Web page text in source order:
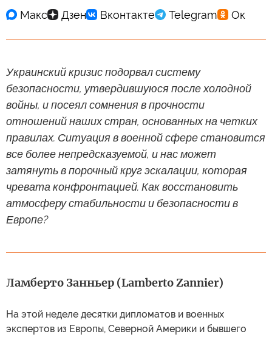
Украинский кризис подорвал систему
безопасности, утвердившуюся после холодной
войны, и посеял сомнения в прочности
отношений наших стран, основанных на четких
правилах. Ситуация в военной сфере становится
все более непредсказуемой, и нас может
затянуть в порочный круг эскалации, которая
чревата конфронтацией. Как восстановить
атмосферу стабильности и безопасности в
Европе?
Ламберто Занньер (Lamberto Zannier)
На этой неделе десятки дипломатов и военных
экспертов из Европы, Северной Америки и бывшего